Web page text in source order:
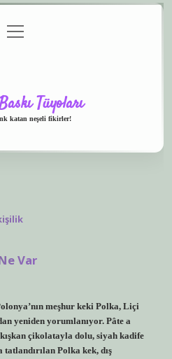
menüyü
aç
Tüyoları
katan neşeli fikirler!
Var
meşhur keki Polka, Liçi
yeniden yorumlanıyor. Pâte a
çikolatayla dolu, siyah kadife
tatlandırılan Polka kek, dış